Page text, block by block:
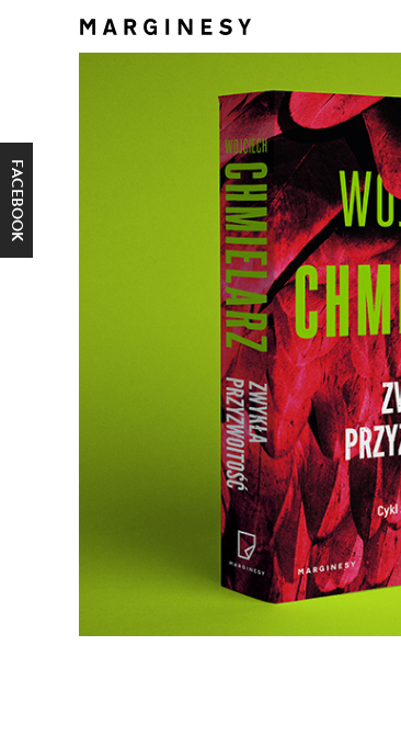
FACEBOOK